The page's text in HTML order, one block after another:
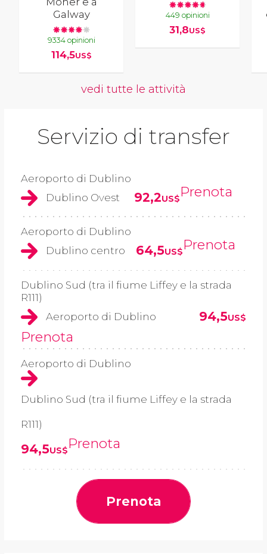
Galway
9334 opinioni
114,5US$
449 opinioni
31,8US$
vedi tutte le attività
Servizio di transfer
Aeroporto di Dublino
Dublino Ovest
92,2US$Prenota
Aeroporto di Dublino
Dublino centro
64,5US$Prenota
Dublino Sud (tra il fiume Liffey e la strada
R111)
Aeroporto di Dublino
94,5US$
Prenota
Aeroporto di Dublino
Dublino Sud (tra il fiume Liffey e la strada
R111)
94,5US$Prenota
Prenota